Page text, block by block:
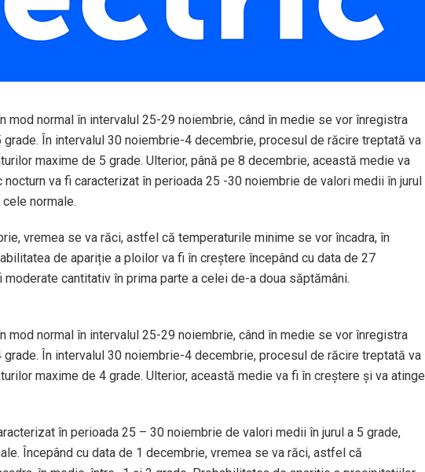
mod normal în intervalul 25-29 noiembrie, când în medie se vor înregistra
În intervalul 30 noiembrie-4 decembrie, procesul de răcire treptată va
maxime de 5 grade. Ulterior, până pe 8 decembrie, această medie va
va fi caracterizat în perioada 25 -30 noiembrie de valori medii în jurul
normale.
vremea se va răci, astfel că temperaturile minime se vor încadra, în
de apariție a ploilor va fi în creștere începând cu data de 27
cantitativ în prima parte a celei de-a doua săptămâni.
mod normal în intervalul 25-29 noiembrie, când în medie se vor înregistra
În intervalul 30 noiembrie-4 decembrie, procesul de răcire treptată va
maxime de 4 grade. Ulterior, această medie va fi în creștere și va atinge
în perioada 25 – 30 noiembrie de valori medii în jurul a 5 grade,
Începând cu data de 1 decembrie, vremea se va răci, astfel că